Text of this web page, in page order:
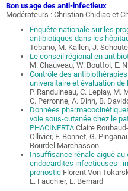
Bon usage des anti-infectieux
Modérateurs : Christian Chidiac et
Enquête nationale sur les
antibiotiques dans les
Tebano, M. Kallen, J.
Le conseil régional en
M. Chauveau, W. Boutfol, E.
Contrôle des
universitaire et évaluation
P. Randuineau, C. Leplay, M.
C. Perronne, A. Dinh, B.
Données
voie sous-cutanée chez le
PHACINERTAClaire
Ollivier, F. Bonnet, G.
Bourdel Marchasson
Insuffisance rénale aiguë au
endocardites infectieuses :
pronostic Florent Von
L. Fauchier, L. Bernard